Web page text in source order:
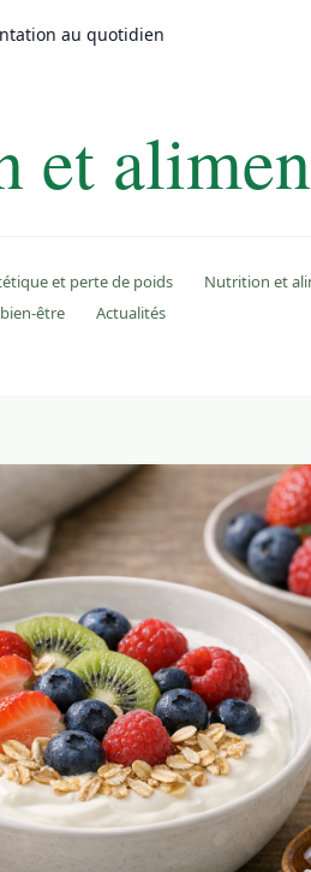
au quotidien
et
et perte de poids Nutrition et
être Actualités